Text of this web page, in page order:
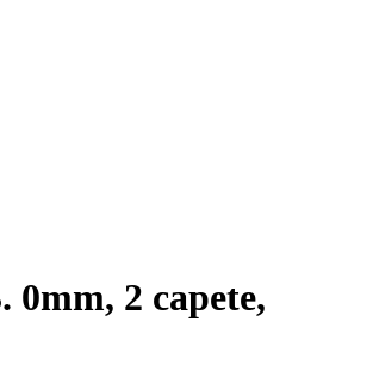
2 capete,